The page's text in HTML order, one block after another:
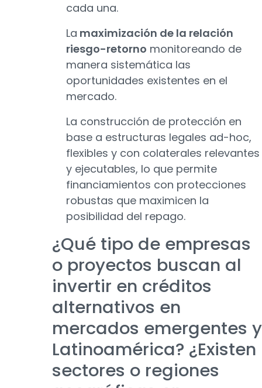
cada una.
La maximización de la relación
riesgo-retorno monitoreando de
manera sistemática las
oportunidades existentes en el
mercado.
La construcción de protección en
base a estructuras legales ad-hoc,
flexibles y con colaterales relevantes
y ejecutables, lo que permite
financiamientos con protecciones
robustas que maximicen la
posibilidad del repago.
¿Qué tipo de empresas
o proyectos buscan al
invertir en créditos
alternativos en
mercados emergentes y
Latinoamérica? ¿Existen
sectores o regiones